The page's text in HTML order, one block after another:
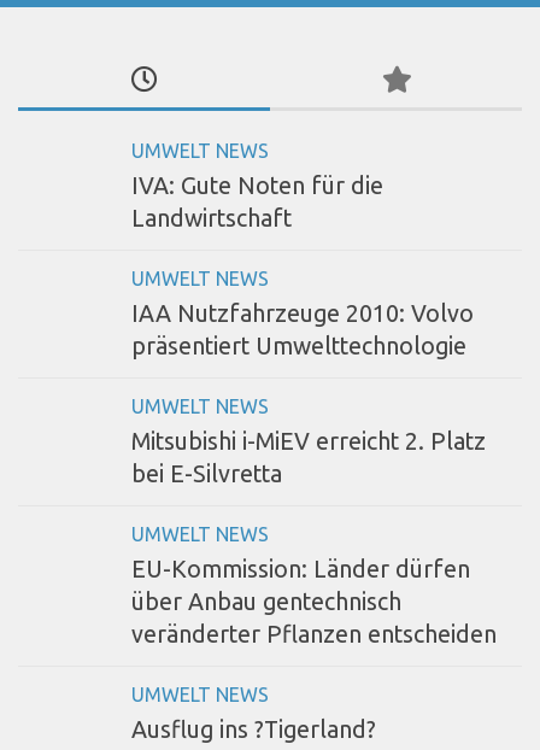
UMWELT NEWS
IVA: Gute Noten für die
Landwirtschaft
UMWELT NEWS
IAA Nutzfahrzeuge 2010: Volvo
präsentiert Umwelttechnologie
UMWELT NEWS
Mitsubishi i-MiEV erreicht 2. Platz
bei E-Silvretta
UMWELT NEWS
EU-Kommission: Länder dürfen
über Anbau gentechnisch
veränderter Pflanzen entscheiden
UMWELT NEWS
Ausflug ins ?Tigerland?